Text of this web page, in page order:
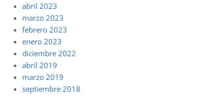
abril 2023
marzo 2023
febrero 2023
enero 2023
diciembre 2022
abril 2019
marzo 2019
septiembre 2018